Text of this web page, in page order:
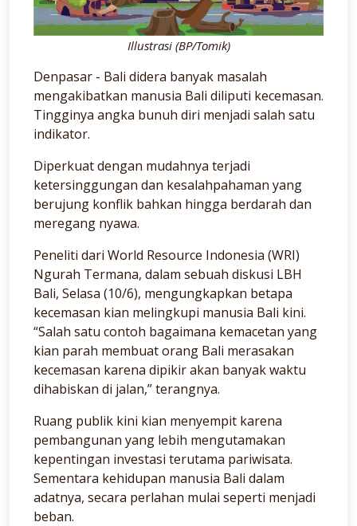
Illustrasi (BP/Tomik)
Denpasar - Bali didera banyak masalah
mengakibatkan manusia Bali diliputi kecemasan.
Tingginya angka bunuh diri menjadi salah satu
indikator.
Diperkuat dengan mudahnya terjadi
ketersinggungan dan kesalahpahaman yang
berujung konflik bahkan hingga berdarah dan
meregang nyawa.
Peneliti dari World Resource Indonesia (WRI)
Ngurah Termana, dalam sebuah diskusi LBH
Bali, Selasa (10/6), mengungkapkan betapa
kecemasan kian melingkupi manusia Bali kini.
“Salah satu contoh bagaimana kemacetan yang
kian parah membuat orang Bali merasakan
kecemasan karena dipikir akan banyak waktu
dihabiskan di jalan,” terangnya.
Ruang publik kini kian menyempit karena
pembangunan yang lebih mengutamakan
kepentingan investasi terutama pariwisata.
Sementara kehidupan manusia Bali dalam
adatnya, secara perlahan mulai seperti menjadi
beban.